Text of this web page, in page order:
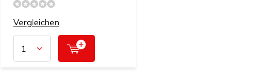
Vergleichen